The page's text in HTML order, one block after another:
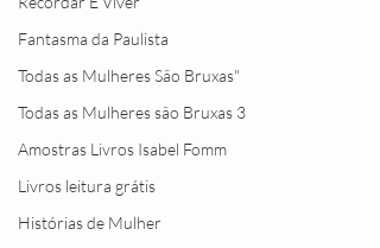
Fantasma da Paulista
Todas as Mulheres São Bruxas"
Todas as Mulheres são Bruxas 3
Amostras Livros Isabel Fomm
Livros leitura grátis
Histórias de Mulher